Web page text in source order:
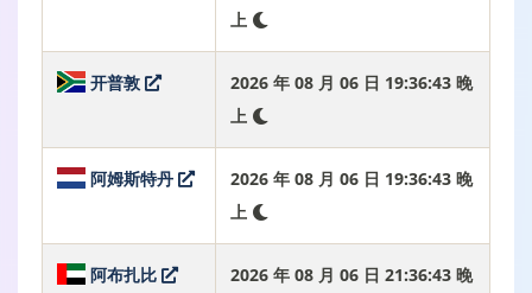
上
开普敦
2026 年 08 月 06 日 19:36:44 晚
上
阿姆斯特丹
2026 年 08 月 06 日 19:36:44 晚
上
阿布扎比
2026 年 08 月 06 日 21:36:44 晚